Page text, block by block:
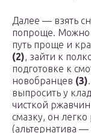
Далее — взять
попроще. Можно
путь проще и
(2), зайти к
подготовке к
новобранцев (3)
выпросить у
чисткой
смазку, он легко
(альтернатива —